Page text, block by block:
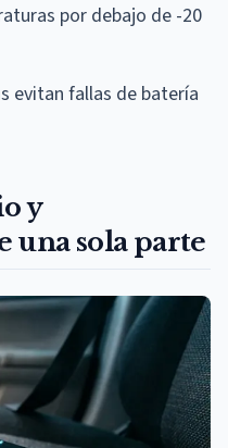
por debajo de -20
evitan fallas de batería
y
una sola parte